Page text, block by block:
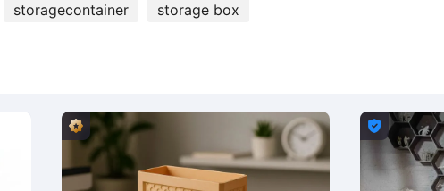
storagecontainer storage box
